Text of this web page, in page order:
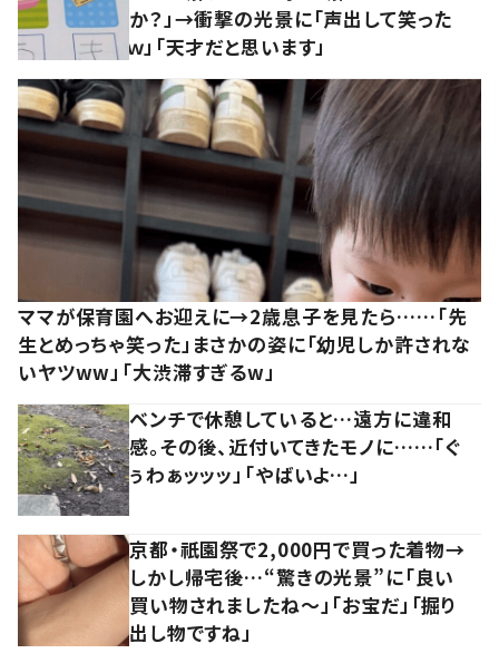
か？」→衝撃の光景に「声出して笑った
ｗ」「天才だと思います」
ママが保育園へお迎えに→2歳息子を見たら……「先
生とめっちゃ笑った」まさかの姿に「幼児しか許されな
いヤツww」「大渋滞すぎるw」
ベンチで休憩していると…遠方に違和
感。その後、近付いてきたモノに……「ぐ
ぅわぁッッッ」「やばいよ…」
京都・祇園祭で2,000円で買った着物→
しかし帰宅後…“驚きの光景”に「良い
買い物されましたね～」「お宝だ」「掘り
出し物ですね」